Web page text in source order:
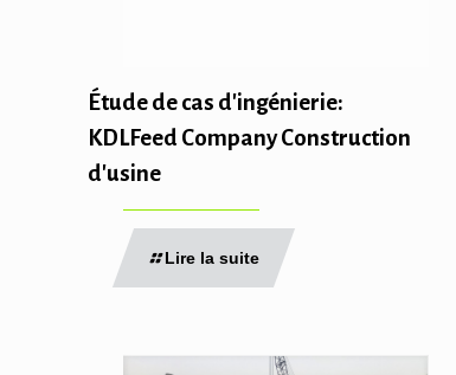
Étude de cas d'ingénierie:
KDLFeed Company Construction
d'usine
Lire la suite